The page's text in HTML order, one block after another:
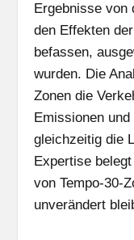
Ergebnisse von
den Effekten
befassen,
wurden. Die
Zonen die
Emissionen
gleichzeitig die
Expertise
von Tempo-30-
unverändert